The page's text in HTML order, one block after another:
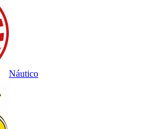
Náutico